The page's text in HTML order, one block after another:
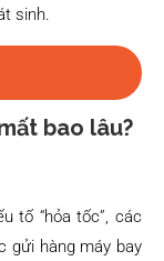
sinh.
bao lâu?
tố “hỏa tốc”, các
gửi hàng máy bay